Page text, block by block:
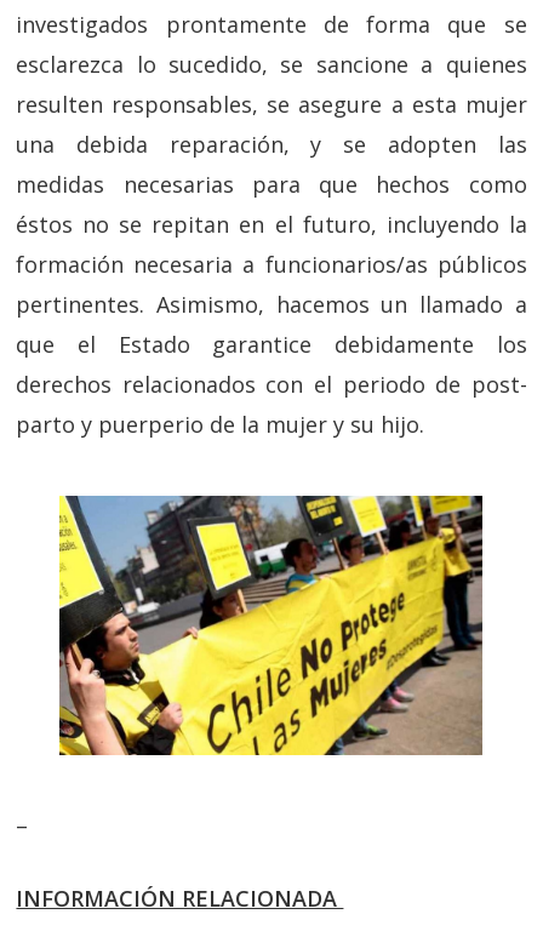
investigados prontamente de forma que se
esclarezca lo sucedido, se sancione a quienes
resulten responsables, se asegure a esta mujer
una debida reparación, y se adopten las
medidas necesarias para que hechos como
éstos no se repitan en el futuro, incluyendo la
formación necesaria a funcionarios/as públicos
pertinentes. Asimismo, hacemos un llamado a
que el Estado garantice debidamente los
derechos relacionados con el periodo de post-
parto y puerperio de la mujer y su hijo.
–
INFORMACIÓN RELACIONADA